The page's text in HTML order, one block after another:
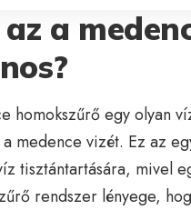
az a
homokszűrő egy olyan
medence vizét. Ez az
tisztántartására, mivel
rendszer lényege,